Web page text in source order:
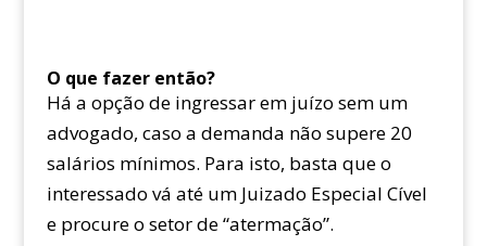
O que fazer então?
Há a opção de ingressar em juízo sem um
advogado, caso a demanda não supere 20
salários mínimos. Para isto, basta que o
interessado vá até um Juizado Especial Cível
e procure o setor de “atermação”.